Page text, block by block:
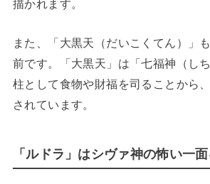
描かれます。
また、「大黒天（だいこくてん）」
前です。「大黒天」は「七福神（し
柱として食物や財福を司ることから
されています。
「ルドラ」はシヴァ神の怖い一